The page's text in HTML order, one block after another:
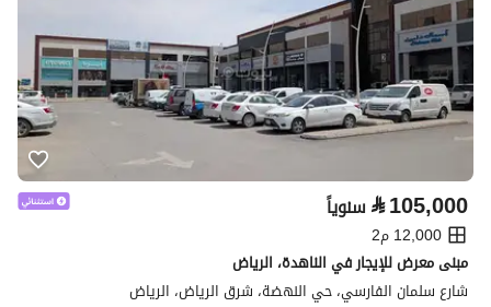
⃁105,000 سنوياً
12,000 م2
مبنى معرض للإيجار في الناهدة، الرياض
شارع سلمان الفارسي، حي النهضة، شرق الرياض، الرياض